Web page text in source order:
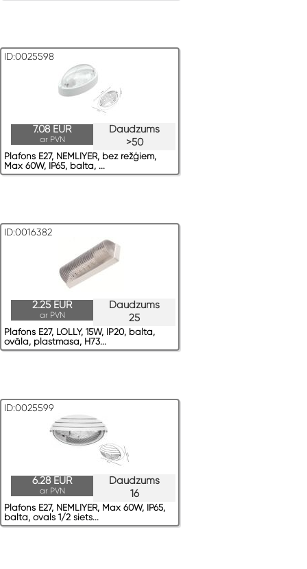
ID:0025598
Daudzums
>50
7.08 EUR
ar PVN
Plafons E27, NEMLIYER, bez režģiem,
Max 60W, IP65, balta, ...
ID:0016382
Daudzums
25
2.25 EUR
ar PVN
Plafons E27, LOLLY, 15W, IP20, balta,
ovāla, plastmasa, H73...
ID:0025599
Daudzums
16
6.28 EUR
ar PVN
Plafons E27, NEMLIYER, Max 60W, IP65,
balta, ovals 1/2 siets...